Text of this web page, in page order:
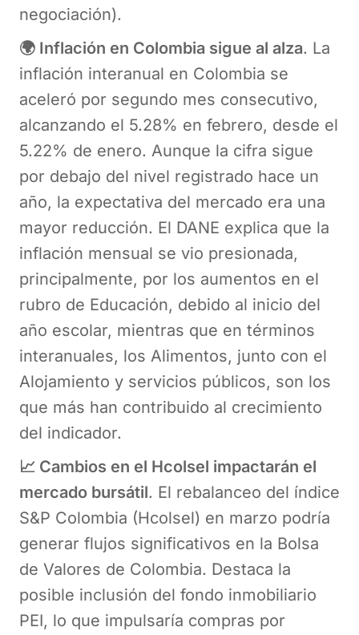
negociación).
🌍 Inflación en Colombia sigue al alza. La
inflación interanual en Colombia se
aceleró por segundo mes consecutivo,
alcanzando el 5.28% en febrero, desde el
5.22% de enero. Aunque la cifra sigue
por debajo del nivel registrado hace un
año, la expectativa del mercado era una
mayor reducción. El DANE explica que la
inflación mensual se vio presionada,
principalmente, por los aumentos en el
rubro de Educación, debido al inicio del
año escolar, mientras que en términos
interanuales, los Alimentos, junto con el
Alojamiento y servicios públicos, son los
que más han contribuido al crecimiento
del indicador.
📈 Cambios en el Hcolsel impactarán el
mercado bursátil. El rebalanceo del índice
S&P Colombia (Hcolsel) en marzo podría
generar flujos significativos en la Bolsa
de Valores de Colombia. Destaca la
posible inclusión del fondo inmobiliario
PEI, lo que impulsaría compras por